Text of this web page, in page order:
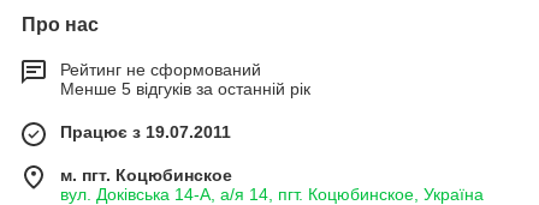
Про нас
Рейтинг не сформований
Менше 5 відгуків за останній рік
Працює з 19.07.2011
м. пгт. Коцюбинское
вул. Доківська 14-А, а/я 14, пгт. Коцюбинское, Україна